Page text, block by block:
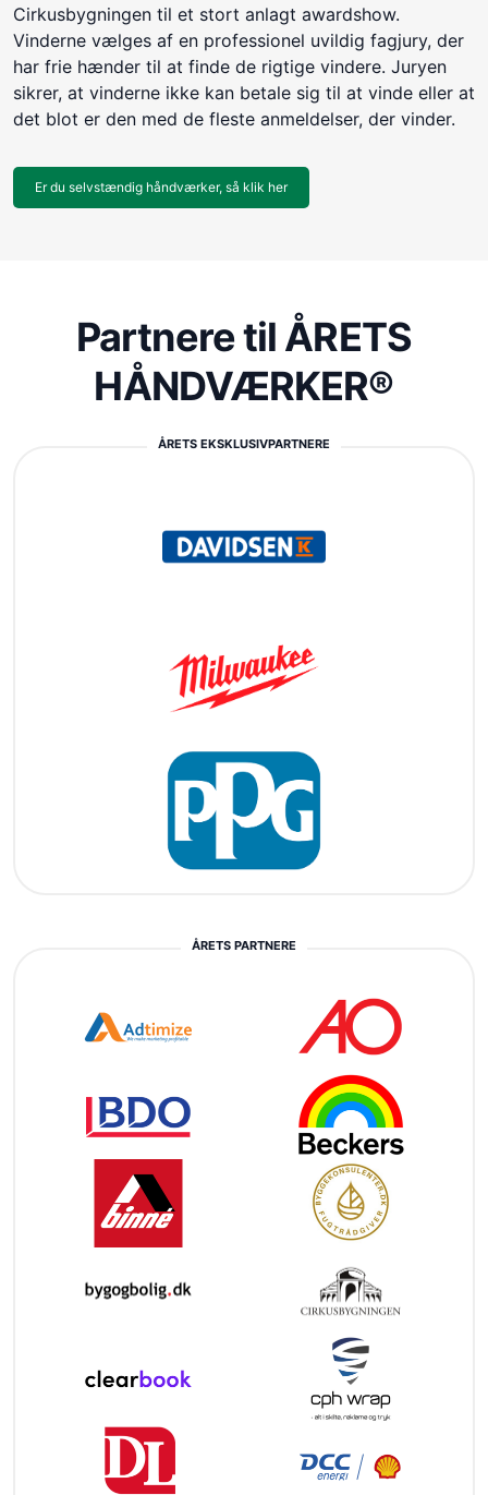
Cirkusbygningen til et stort anlagt awardshow.
Vinderne vælges af en professionel uvildig fagjury, der
har frie hænder til at finde de rigtige vindere. Juryen
sikrer, at vinderne ikke kan betale sig til at vinde eller at
det blot er den med de fleste anmeldelser, der vinder.
Er du selvstændig håndværker, så klik her
Partnere til ÅRETS
HÅNDVÆRKER®
ÅRETS EKSKLUSIVPARTNERE
ÅRETS PARTNERE